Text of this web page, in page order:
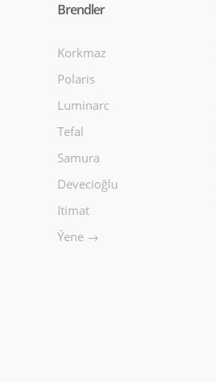
Brendler
Korkmaz
Polaris
Luminarc
Tefal
Samura
Devecioğlu
Itimat
Ýene →